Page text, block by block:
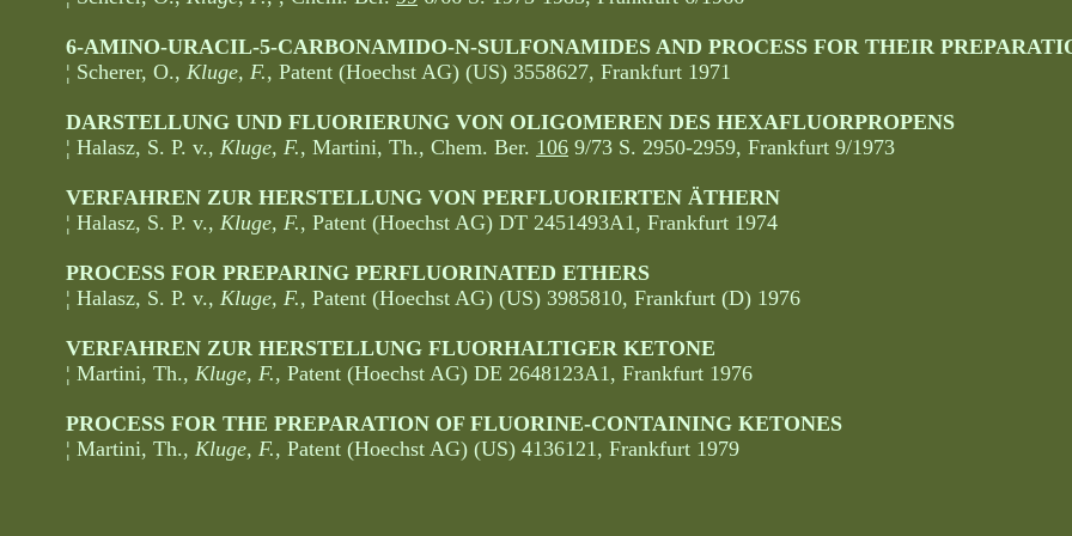
6-AMINO-URACIL-5-CARBONAMIDO-N-SULFONAMIDES AND PROCESS FOR THEIR
¦ Scherer, O., Kluge, F., Patent (Hoechst AG) (US) 3558627, Frankfurt 1971
DARSTELLUNG UND FLUORIERUNG VON OLIGOMEREN DES HEXAFLUORPROPENS
¦ Halasz, S. P. v., Kluge, F., Martini, Th., Chem. Ber. 106 9/73 S. 2950-2959, Frankfurt 9/1973
VERFAHREN ZUR HERSTELLUNG VON PERFLUORIERTEN ÄTHERN
¦ Halasz, S. P. v., Kluge, F., Patent (Hoechst AG) DT 2451493A1, Frankfurt 1974
PROCESS FOR PREPARING PERFLUORINATED ETHERS
¦ Halasz, S. P. v., Kluge, F., Patent (Hoechst AG) (US) 3985810, Frankfurt (D) 1976
VERFAHREN ZUR HERSTELLUNG FLUORHALTIGER KETONE
¦ Martini, Th., Kluge, F., Patent (Hoechst AG) DE 2648123A1, Frankfurt 1976
PROCESS FOR THE PREPARATION OF FLUORINE-CONTAINING KETONES
¦ Martini, Th., Kluge, F., Patent (Hoechst AG) (US) 4136121, Frankfurt 1979